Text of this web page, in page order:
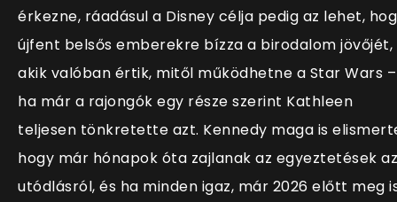
érkezne, ráadásul a Disney célja pedig az lehet,
újfent belsős emberekre bízza a birodalom jövőjét,
akik valóban értik, mitől működhetne a Star Wars –
ha már a rajongók egy része szerint Kathleen
teljesen tönkretette azt. Kennedy maga is
hogy már hónapok óta zajlanak az egyeztetések az
utódlásról, és ha minden igaz, már 2026 előtt meg